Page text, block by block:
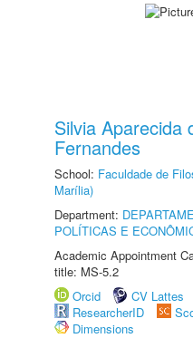
Silvia Aparecida
Fernandes
School: Faculdade de
Marília)
Department:
POLÍTICAS E
Academic Appointment
title: MS-5.2
Orcid
CV Lattes
ResearcherID
Dimensions